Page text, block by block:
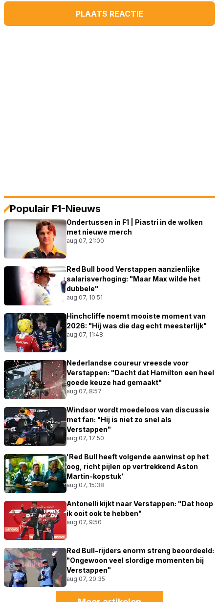
PLAATS REACTIE
Populair F1-Nieuws
Ondertussen in F1 | Piastri in de wolken
met nieuwe merch
aug 07, 21:00
Red Bull bood Verstappen aanzienlijke
salarisverhoging: "Maar Max wilde het
dubbele"
aug 07, 10:51
Hinchcliffe noemt mooiste moment van
2026: "Hij was die dag echt meesterlijk"
aug 07, 11:48
Nederlandse coureur vreesde voor
Verstappen: "Dacht dat Hamilton een heel
goede keuze had gemaakt"
aug 07, 8:57
Windsor wordt moedeloos van discussie
met fan: "Hij is niet zo snel als
Verstappen"
aug 07, 17:50
'Red Bull heeft volgende aanwinst op het
oog, richt pijlen op vertrekkend Aston
Martin-kopstuk'
aug 07, 15:38
Antonelli kijkt naar Verstappen: "Dat hoop
ik ooit ook te hebben"
aug 07, 9:50
Red Bull-rijders enorm streng beoordeeld:
"Ongewoon veel slordige momenten bij
Verstappen"
aug 07, 20:35